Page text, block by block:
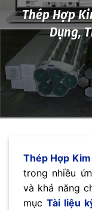
Thép Hợp
Dụng,
Thép Hợp
trong nhiều
và khả năng
mục Tài liệu